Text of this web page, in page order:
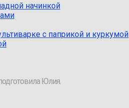
начинкой
с паприкой и куркумой
Юлия.